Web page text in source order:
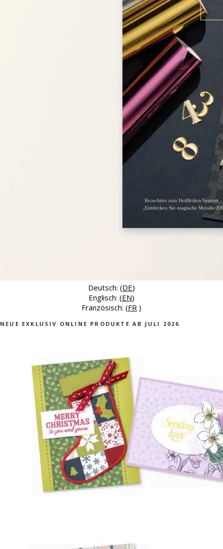
Deutsch: (DE)
Englisch: (EN)
Französisch: (FR )
NEUE EXKLUSIV ONLINE PRODUKTE AB JULI 2026